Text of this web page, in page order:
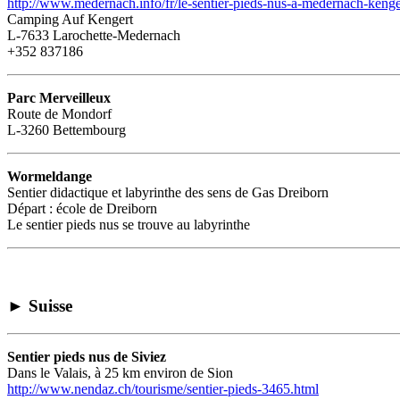
http://www.medernach.info/fr/le-sentier-pieds-nus-à-medernach-
Camping Auf Kengert
L-7633 Larochette-Medernach
+352 837186
Parc Merveilleux
Route de Mondorf
L-3260 Bettembourg
Wormeldange
Sentier didactique et labyrinthe des sens de Gas Dreiborn
Départ : école de Dreiborn
Le sentier pieds nus se trouve au labyrinthe
► Suisse
Sentier pieds nus de Siviez
Dans le Valais, à 25 km environ de Sion
http://www.nendaz.ch/tourisme/sentier-pieds-3465.html